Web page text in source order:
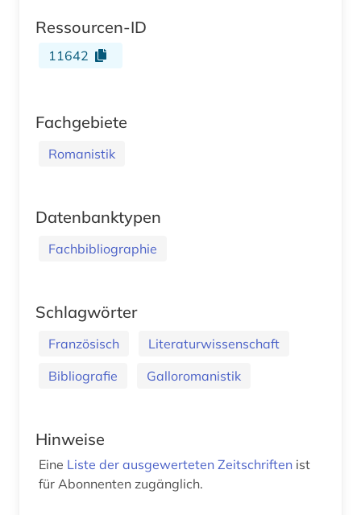
Ressourcen-ID
11642
Fachgebiete
Romanistik
Datenbanktypen
Fachbibliographie
Schlagwörter
Französisch
Literaturwissenschaft
Bibliografie
Galloromanistik
Hinweise
Eine Liste der ausgewerteten Zeitschriften ist
für Abonnenten zugänglich.